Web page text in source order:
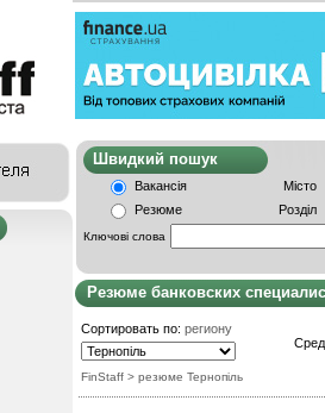
Швидкий
Вакансія
Місто
Резюме
Розділ
Ключові слова
Резюме банковских
Сортировать по: региону
FinStaff > резюме Тернопіль